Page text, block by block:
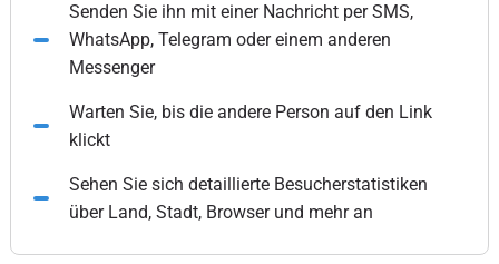
Senden Sie ihn mit einer Nachricht per SMS,
WhatsApp, Telegram oder einem anderen
Messenger
Warten Sie, bis die andere Person auf den Link
klickt
Sehen Sie sich detaillierte Besucherstatistiken
über Land, Stadt, Browser und mehr an